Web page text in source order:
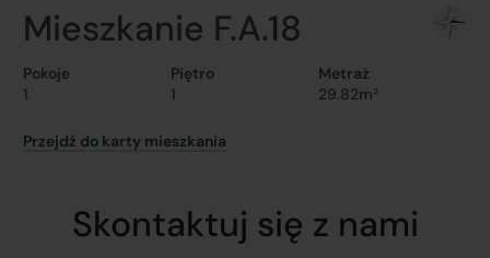
Mieszkanie F.A.18
Pokoje
1
Piętro
1
Metraż
29.82m²
Przejdź do karty mieszkania
Skontaktuj się z nami